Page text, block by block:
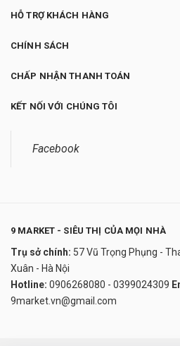
HỖ TRỢ KHÁCH HÀNG
CHÍNH SÁCH
CHẤP NHẬN THANH TOÁN
KẾT NỐI VỚI CHÚNG TÔI
Facebook
9 MARKET - SIÊU THỊ CỦA MỌI NHÀ
Trụ sở chính: 57 Vũ Trọng Phụng -
Xuân - Hà Nội
Hotline: 0906268080 - 0399024309
9market.vn@gmail.com
DEEBOT U2 PRO
4.500.000₫